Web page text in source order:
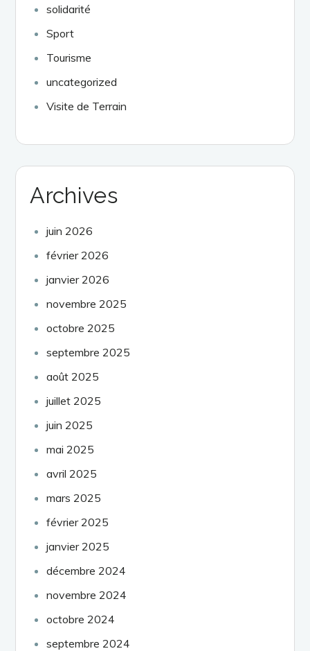
solidarité
Sport
Tourisme
uncategorized
Visite de Terrain
Archives
juin 2026
février 2026
janvier 2026
novembre 2025
octobre 2025
septembre 2025
août 2025
juillet 2025
juin 2025
mai 2025
avril 2025
mars 2025
février 2025
janvier 2025
décembre 2024
novembre 2024
octobre 2024
septembre 2024